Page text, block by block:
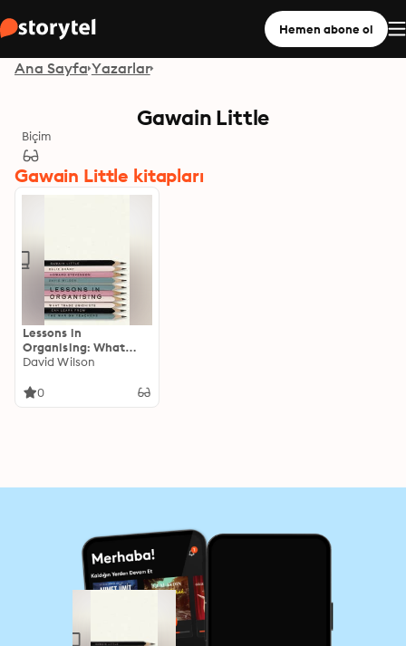
Hemen abone ol
Ana Sayfa Yazarlar
Gawain Little
Biçim
Gawain Little kitapları
Lessons in
Organising: What
Trade Unionists Can
on Teachers
David Wilson
0